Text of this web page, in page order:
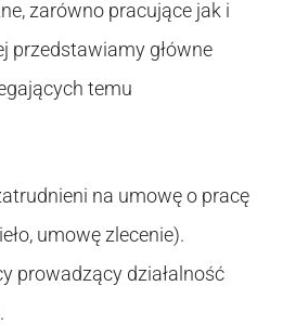
zarówno pracujące jak i
przedstawiamy główne
temu
na umowę o pracę
umowę zlecenie).
prowadzący działalność